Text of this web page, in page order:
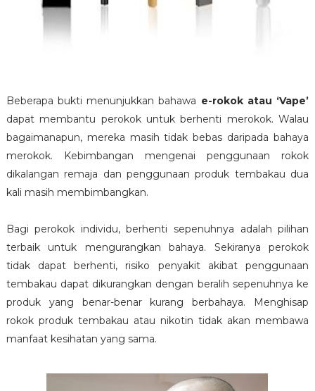
Beberapa bukti menunjukkan bahawa e-rokok atau ‘Vape’
dapat membantu perokok untuk berhenti merokok. Walau
bagaimanapun, mereka masih tidak bebas daripada bahaya
merokok. Kebimbangan mengenai penggunaan rokok
dikalangan remaja dan penggunaan produk tembakau dua
kali masih membimbangkan.
Bagi perokok individu, berhenti sepenuhnya adalah pilihan
terbaik untuk mengurangkan bahaya. Sekiranya perokok
tidak dapat berhenti, risiko penyakit akibat penggunaan
tembakau dapat dikurangkan dengan beralih sepenuhnya ke
produk yang benar-benar kurang berbahaya. Menghisap
rokok produk tembakau atau nikotin tidak akan membawa
manfaat kesihatan yang sama.